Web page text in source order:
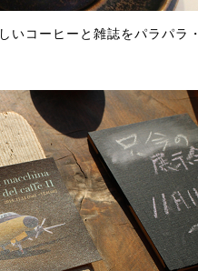
いコーヒーと雑誌をパラパラ